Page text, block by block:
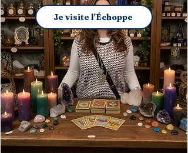
Je visite l'Échoppe